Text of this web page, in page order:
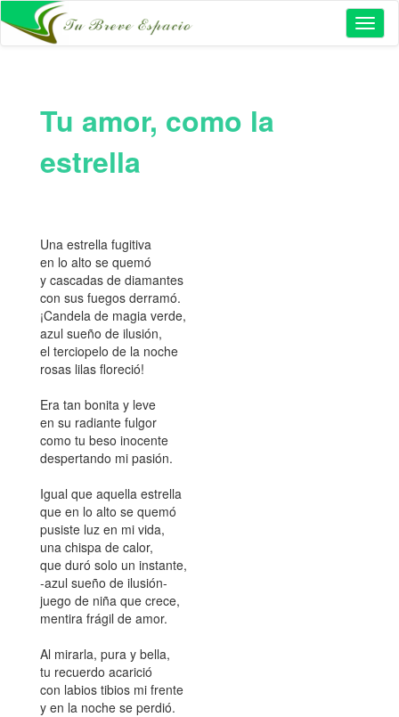
Tu amor, como la
estrella
Una estrella fugitiva
en lo alto se quemó
y cascadas de diamantes
con sus fuegos derramó.
¡Candela de magia verde,
azul sueño de ilusión,
el terciopelo de la noche
rosas lilas floreció!
Era tan bonita y leve
en su radiante fulgor
como tu beso inocente
despertando mi pasión.
Igual que aquella estrella
que en lo alto se quemó
pusiste luz en mi vida,
una chispa de calor,
que duró solo un instante,
-azul sueño de ilusión-
juego de niña que crece,
mentira frágil de amor.
Al mirarla, pura y bella,
tu recuerdo acarició
con labios tibios mi frente
y en la noche se perdió.